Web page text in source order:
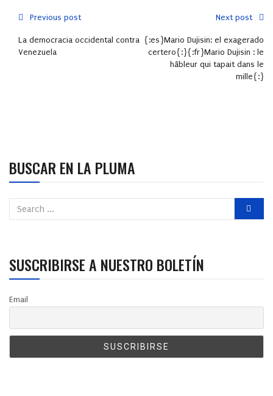
Previous post
La democracia occidental contra
Venezuela
Next post
{:es}Mario Dujisin: el exagerado
certero{:}{:fr}Mario Dujisin : le
hâbleur qui tapait dans le
mille{:}
BUSCAR EN LA PLUMA
SUSCRIBIRSE A NUESTRO BOLETÍN
Email